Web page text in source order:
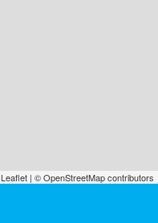
Leaflet | © OpenStreetMap contributors